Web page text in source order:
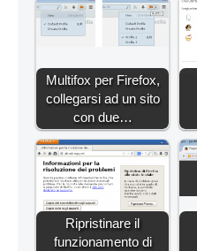
Multifox per Firefox,
collegarsi ad un sito
con due…
Ripristinare il
funzionamento di